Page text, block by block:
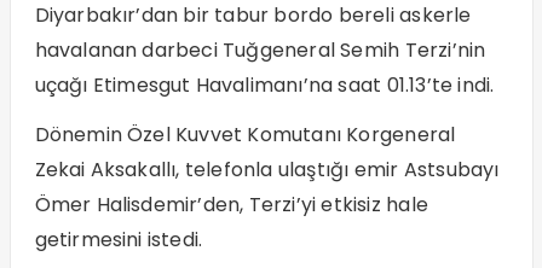
Diyarbakır’dan bir tabur bordo bereli askerle
havalanan darbeci Tuğgeneral Semih Terzi’nin
uçağı Etimesgut Havalimanı’na saat 01.13’te indi.
Dönemin Özel Kuvvet Komutanı Korgeneral
Zekai Aksakallı, telefonla ulaştığı emir Astsubayı
Ömer Halisdemir’den, Terzi’yi etkisiz hale
getirmesini istedi.